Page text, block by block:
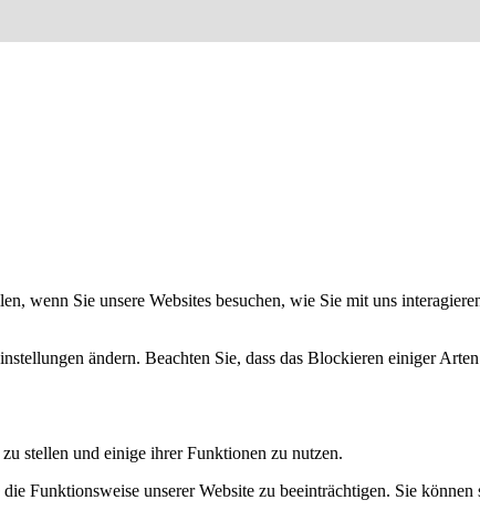
wenn Sie unsere Websites besuchen, wie Sie mit uns
ändern. Beachten Sie, dass das Blockieren einiger
stellen und einige ihrer Funktionen zu nutzen.
Funktionsweise unserer Website zu beeinträchtigen. Sie können